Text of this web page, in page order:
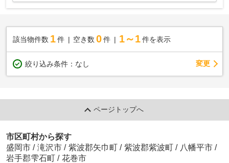
該当物件数 1件 空き数 0 件 1～1 件を表示
絞り込み条件： なし 変更
ページトップへ
市区町村から探す
盛岡市 / 滝沢市 / 紫波郡矢巾町 / 紫波郡紫波町 / 八幡平市 /
岩手郡雫石町 / 花巻市